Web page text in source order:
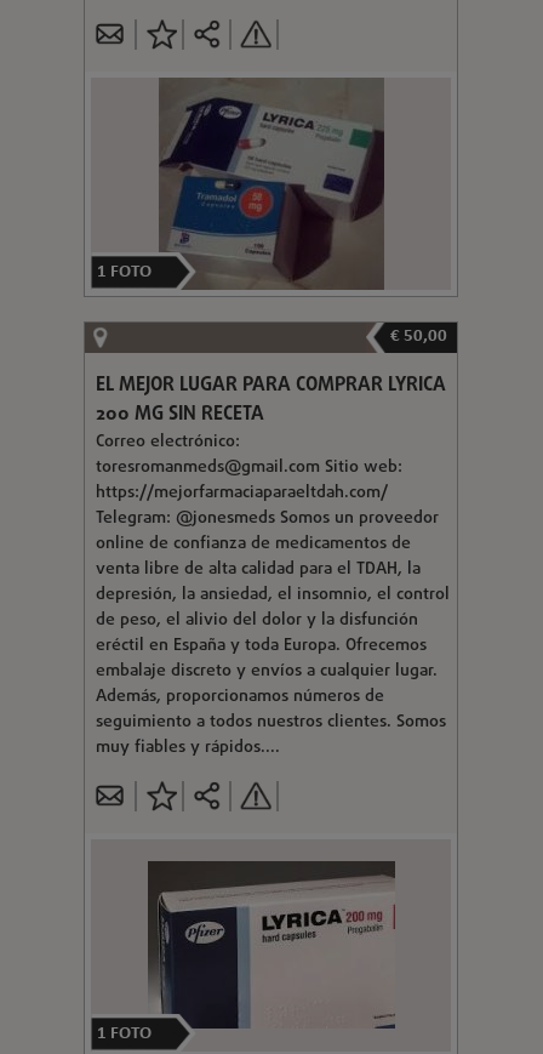
1 FOTO
€ 50,00
EL MEJOR LUGAR PARA COMPRAR LYRICA
200 MG SIN RECETA
Correo electrónico:
toresromanmeds@gmail.com Sitio web:
https://mejorfarmaciaparaeltdah.com/
Telegram: @jonesmeds Somos un proveedor
online de confianza de medicamentos de
venta libre de alta calidad para el TDAH, la
depresión, la ansiedad, el insomnio, el control
de peso, el alivio del dolor y la disfunción
eréctil en España y toda Europa. Ofrecemos
embalaje discreto y envíos a cualquier lugar.
Además, proporcionamos números de
seguimiento a todos nuestros clientes. Somos
muy fiables y rápidos....
1 FOTO